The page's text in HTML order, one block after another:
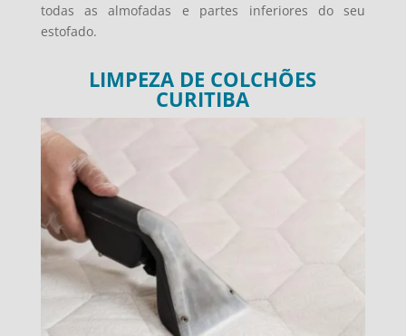
todas as almofadas e partes inferiores do seu
estofado.
LIMPEZA DE COLCHÕES
CURITIBA